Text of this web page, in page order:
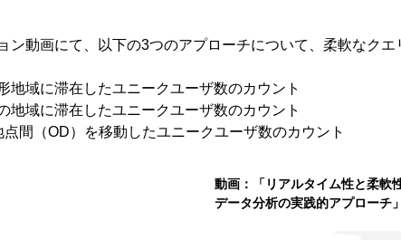
ン動画にて、以下の3つのアプローチについて、柔軟なク
地域に滞在したユニークユーザ数のカウント
地域に滞在したユニークユーザ数のカウント
間（OD）を移動したユニークユーザ数のカウント
動画：「リアルタイム性と柔軟
データ分析の実践的アプローチ